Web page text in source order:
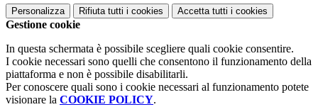
Personalizza Rifiuta tutti i cookies Accetta tutti i cookies
Gestione cookie
In questa schermata è possibile scegliere quali cookie consentire.
I cookie necessari sono quelli che consentono il funzionamento della
piattaforma e non è possibile disabilitarli.
Per conoscere quali sono i cookie necessari al funzionamento potete
visionare la COOKIE POLICY.